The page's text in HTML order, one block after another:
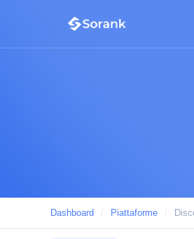
Dashboard / Piattaforme /